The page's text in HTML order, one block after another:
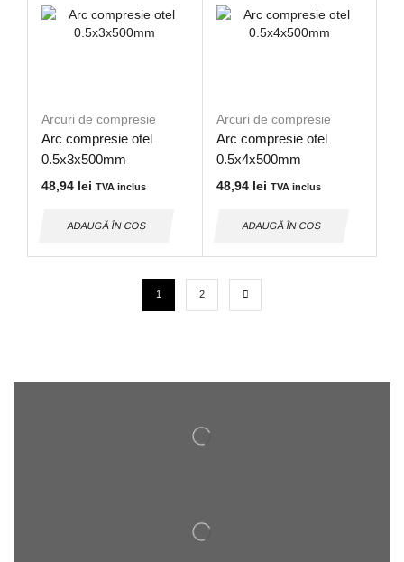
Arcuri de compresie
Arc compresie otel
0.5x3x500mm
48,94 lei TVA inclus
ADAUGĂ ÎN COȘ
Arcuri de compresie
Arc compresie otel
0.5x4x500mm
48,94 lei TVA inclus
ADAUGĂ ÎN COȘ
1 2